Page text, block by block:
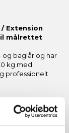
Extension
målrettet
og baglår og har
kg med
professionelt